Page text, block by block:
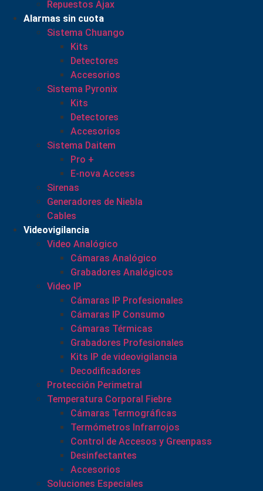
Repuestos Ajax
Alarmas sin cuota
Sistema Chuango
Kits
Detectores
Accesorios
Sistema Pyronix
Kits
Detectores
Accesorios
Sistema Daitem
Pro +
E-nova Access
Sirenas
Generadores de Niebla
Cables
Videovigilancia
Video Analógico
Cámaras Analógico
Grabadores Analógicos
Video IP
Cámaras IP Profesionales
Cámaras IP Consumo
Cámaras Térmicas
Grabadores Profesionales
Kits IP de videovigilancia
Decodificadores
Protección Perimetral
Temperatura Corporal Fiebre
Cámaras Termográficas
Termómetros Infrarrojos
Control de Accesos y Greenpass
Desinfectantes
Accesorios
Soluciones Especiales